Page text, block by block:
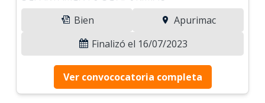
Bien
Apurimac
Finalizó el 16/07/2023
Ver convococatoria completa